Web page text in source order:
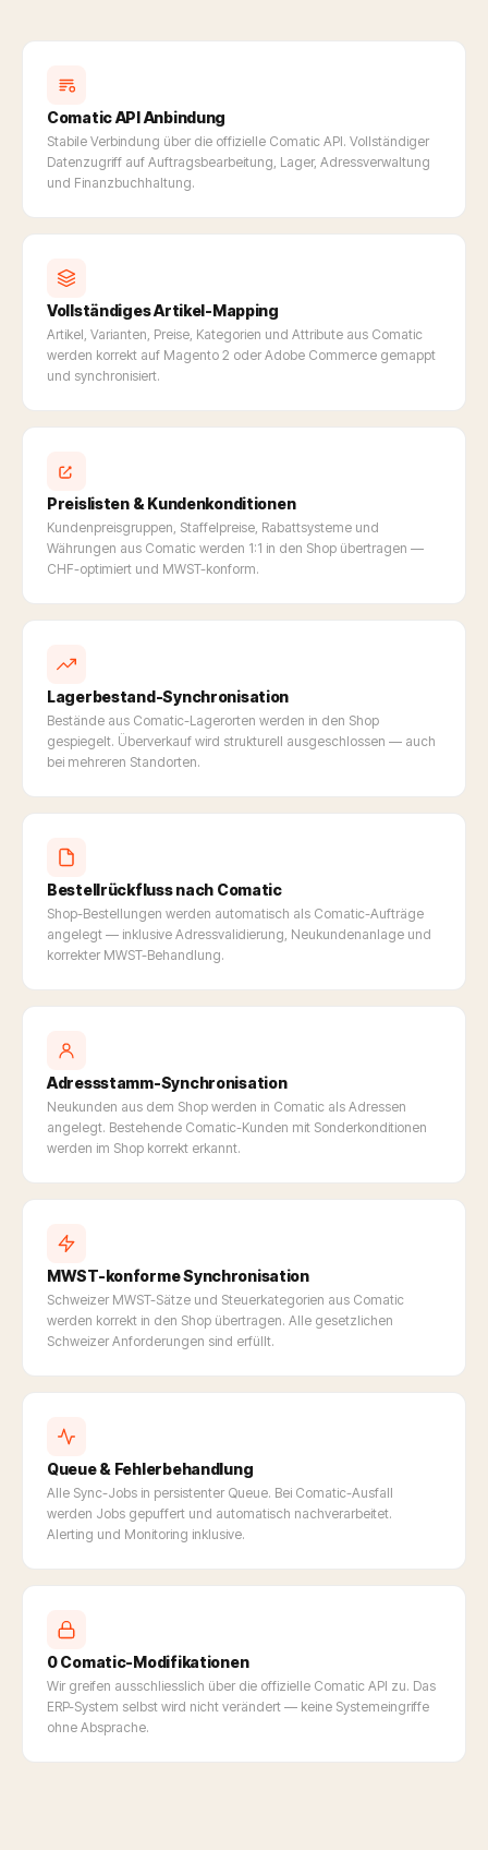
Comatic API Anbindung
Stabile Verbindung über die offizielle Comatic API. Vollständiger
Datenzugriff auf Auftragsbearbeitung, Lager, Adressverwaltung
und Finanzbuchhaltung.
Vollständiges Artikel-Mapping
Artikel, Varianten, Preise, Kategorien und Attribute aus Comatic
werden korrekt auf Magento 2 oder Adobe Commerce gemappt
und synchronisiert.
Preislisten & Kundenkonditionen
Kundenpreisgruppen, Staffelpreise, Rabattsysteme und
Währungen aus Comatic werden 1:1 in den Shop übertragen —
CHF-optimiert und MWST-konform.
Lagerbestand-Synchronisation
Bestände aus Comatic-Lagerorten werden in den Shop
gespiegelt. Überverkauf wird strukturell ausgeschlossen — auch
bei mehreren Standorten.
Bestellrückfluss nach Comatic
Shop-Bestellungen werden automatisch als Comatic-Aufträge
angelegt — inklusive Adressvalidierung, Neukundenanlage und
korrekter MWST-Behandlung.
Adressstamm-Synchronisation
Neukunden aus dem Shop werden in Comatic als Adressen
angelegt. Bestehende Comatic-Kunden mit Sonderkonditionen
werden im Shop korrekt erkannt.
MWST-konforme Synchronisation
Schweizer MWST-Sätze und Steuerkategorien aus Comatic
werden korrekt in den Shop übertragen. Alle gesetzlichen
Schweizer Anforderungen sind erfüllt.
Queue & Fehlerbehandlung
Alle Sync-Jobs in persistenter Queue. Bei Comatic-Ausfall
werden Jobs gepuffert und automatisch nachverarbeitet.
Alerting und Monitoring inklusive.
0 Comatic-Modifikationen
Wir greifen ausschliesslich über die offizielle Comatic API zu. Das
ERP-System selbst wird nicht verändert — keine Systemeingriffe
ohne Absprache.